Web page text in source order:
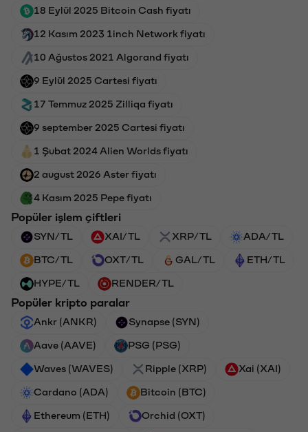
18 Eylül 2025 Bitcoin Cash fiyatı
12 Kasım 2023 1inch Network fiyatı
10 Ağustos 2021 Algorand fiyatı
9 Eylül 2025 Cartesi fiyatı
17 Temmuz 2025 Zilliqa fiyatı
9 september 2025 Cartesi fiyatı
1 Şubat 2024 Alien Worlds fiyatı
2 august 2026 Aster fiyatı
4 Kasım 2025 Pepe fiyatı
Popüler işlem çiftleri
SYN/TL XAI/TL XRP/TL ADA/TL
BTC/TL OXT/TL GAL/TL ETH/TL
HYPE/TL RENDER/TL
Popüler kripto paralar
Ankr (ANKR) Synapse (SYN)
Aave (AAVE) PSG (PSG)
Waves (WAVES) Ripple (XRP) Xai (XAI)
Cardano (ADA) Bitcoin (BTC)
Ethereum (ETH) Orchid (OXT)